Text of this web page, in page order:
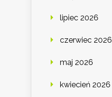
lipiec 2026
czerwiec 2026
maj 2026
kwiecień 2026